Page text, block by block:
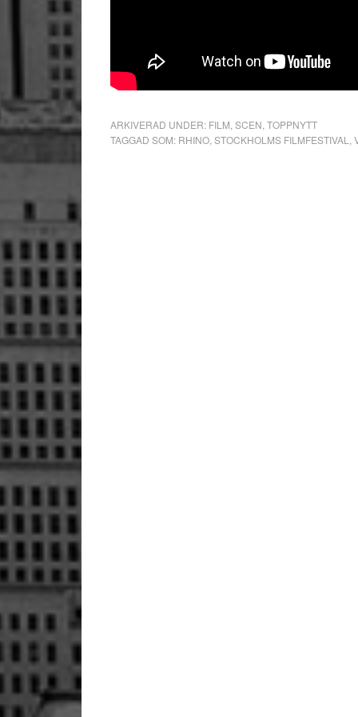
ARKIVERAD UNDER: FILM SCEN TOPPNYTT
TAGGAD SOM: RHINO STOCKHOLMS FILMFESTIVAL